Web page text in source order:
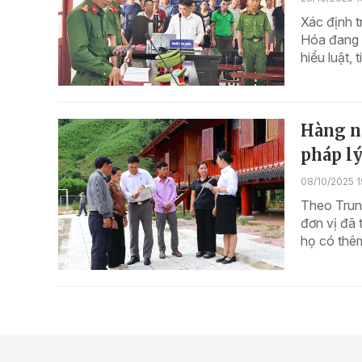
Xác định
Hóa
hiểu luật,
Hàng
pháp lý
08/10/2025
Theo
đơn vị đã
họ có